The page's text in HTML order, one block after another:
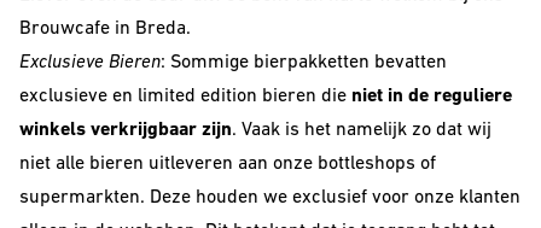
Brouwcafe in Breda.
Exclusieve Bieren: Sommige bierpakketten bevatten
exclusieve en limited edition bieren die niet in de reguliere
winkels verkrijgbaar zijn. Vaak is het namelijk zo dat wij
niet alle bieren uitleveren aan onze bottleshops of
supermarkten. Deze houden we exclusief voor onze klanten